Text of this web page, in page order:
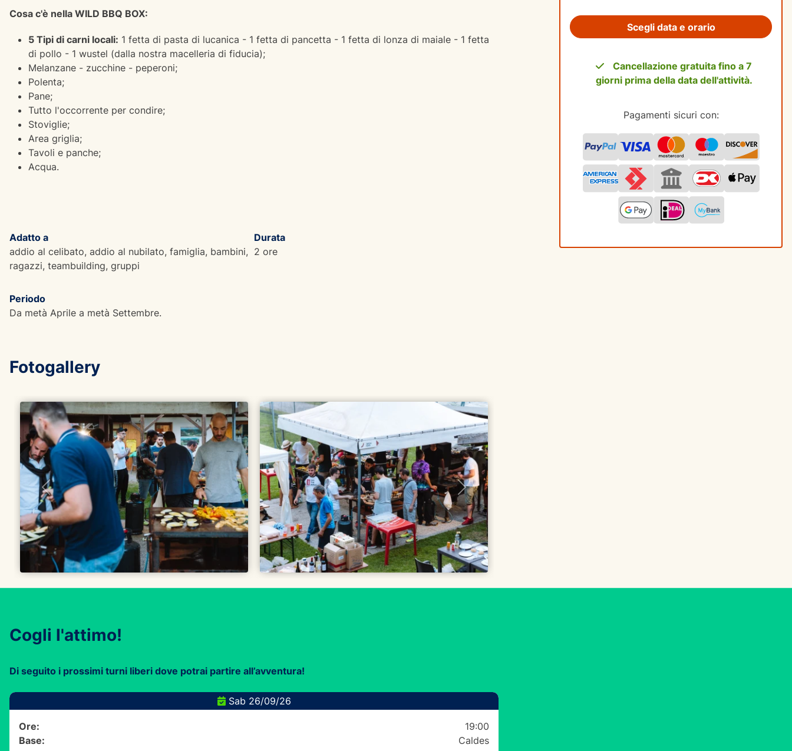
Cosa c'è nella WILD BBQ BOX:
5 Tipi di carni locali: 1 fetta di pasta di lucanica - 1 fetta di pancetta - 1 fetta di lonza di maiale - 1 fetta
di pollo - 1 wustel (dalla nostra macelleria di fiducia);
Melanzane - zucchine - peperoni;
Polenta;
Pane;
Tutto l'occorrente per condire;
Stoviglie;
Area griglia;
Tavoli e panche;
Acqua.
Adatto a
addio al celibato, addio al nubilato, famiglia, bambini,
ragazzi, teambuilding, gruppi
Durata
2 ore
Periodo
Da metà Aprile a metà Settembre.
Scegli data e orario
Cancellazione gratuita fino a 7
giorni prima della data dell'attività.
Pagamenti sicuri con:
Fotogallery
Cogli l'attimo!
Di seguito i prossimi turni liberi dove potrai partire all’avventura!
Sab 26/09/26
Ore:
19:00
Base:
Caldes